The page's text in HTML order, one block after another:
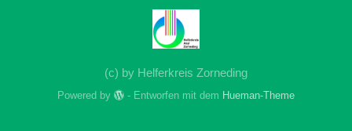
(c) by Helferkreis Zorneding
Powered by - Entworfen mit dem Hueman-Theme